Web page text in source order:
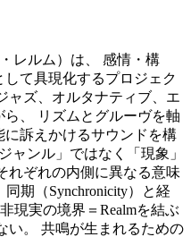
レルム）は、 感情・構
て具現化するプロジェク
ャズ、オルタナティブ、エ
、 リズムとグルーヴを軸
訴えかけるサウンドを構
ャンル」ではなく「現象」
れぞれの内側に異なる意味
同期（Synchronicity）と経
現実の境界＝Realmを結ぶ
い。 共鳴が生まれるための